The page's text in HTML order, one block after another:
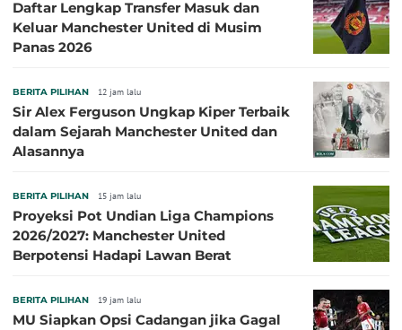
Daftar Lengkap Transfer Masuk dan
Keluar Manchester United di Musim
Panas 2026
BERITA PILIHAN 12 jam lalu
Sir Alex Ferguson Ungkap Kiper Terbaik
dalam Sejarah Manchester United dan
Alasannya
BERITA PILIHAN 15 jam lalu
Proyeksi Pot Undian Liga Champions
2026/2027: Manchester United
Berpotensi Hadapi Lawan Berat
BERITA PILIHAN 19 jam lalu
MU Siapkan Opsi Cadangan jika Gagal